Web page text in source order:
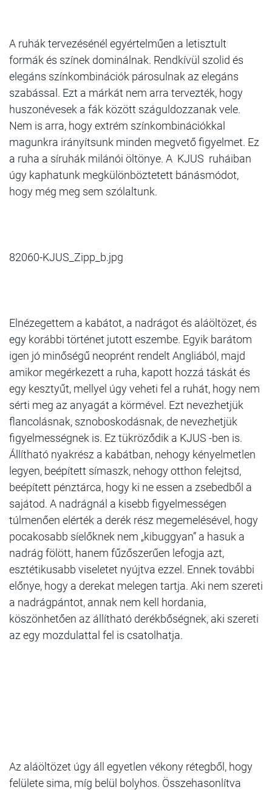
A ruhák tervezésénél egyértelműen a letisztult
formák és színek dominálnak. Rendkívül szolid és
elegáns színkombinációk párosulnak az elegáns
szabással. Ezt a márkát nem arra tervezték, hogy
huszonévesek a fák között száguldozzanak vele.
Nem is arra, hogy extrém színkombinációkkal
magunkra irányítsunk minden megvető figyelmet. Ez
a ruha a síruhák milánói öltönye. A KJUS ruháiban
úgy kaphatunk megkülönböztetett bánásmódot,
hogy még meg sem szólaltunk.
82060-KJUS_Zipp_b.jpg
Elnézegettem a kabátot, a nadrágot és aláöltözet, és
egy korábbi történet jutott eszembe. Egyik barátom
igen jó minőségű neoprént rendelt Angliából, majd
amikor megérkezett a ruha, kapott hozzá táskát és
egy kesztyűt, mellyel úgy veheti fel a ruhát, hogy nem
sérti meg az anyagát a körmével. Ezt nevezhetjük
flancolásnak, sznoboskodásnak, de nevezhetjük
figyelmességnek is. Ez tükröződik a KJUS -ben is.
Állítható nyakrész a kabátban, nehogy kényelmetlen
legyen, beépített símaszk, nehogy otthon felejtsd,
beépített pénztárca, hogy ki ne essen a zsebedből a
sajátod. A nadrágnál a kisebb figyelmességen
túlmenően elérték a derék rész megemelésével, hogy
pocakosabb síelőknek nem „kibuggyan” a hasuk a
nadrág fölött, hanem fűzőszerűen lefogja azt,
esztétikusabb viseletet nyújtva ezzel. Ennek további
előnye, hogy a derekat melegen tartja. Aki nem szereti
a nadrágpántot, annak nem kell hordania,
köszönhetően az állítható derékbőségnek, aki szereti
az egy mozdulattal fel is csatolhatja.
Az aláöltözet úgy áll egyetlen vékony rétegből, hogy
felülete sima, míg belül bolyhos. Összehasonlítva